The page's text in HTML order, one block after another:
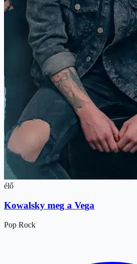
élő
Kowalsky meg a Vega
Pop Rock